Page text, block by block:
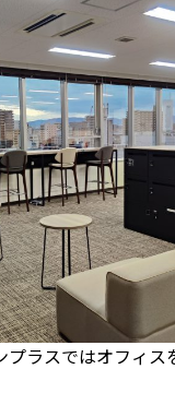
プラスではオフィス